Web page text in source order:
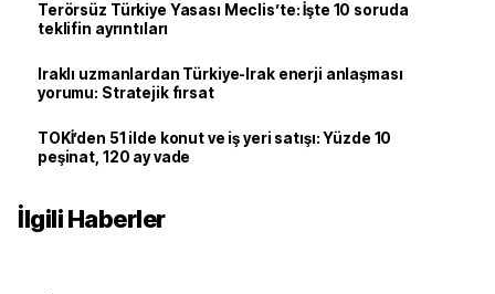
Terörsüz Türkiye Yasası Meclis’te: İşte 10 soruda
teklifin ayrıntıları
Iraklı uzmanlardan Türkiye-Irak enerji anlaşması
yorumu: Stratejik fırsat
TOKİ’den 51 ilde konut ve iş yeri satışı: Yüzde 10
peşinat, 120 ay vade
İlgili Haberler